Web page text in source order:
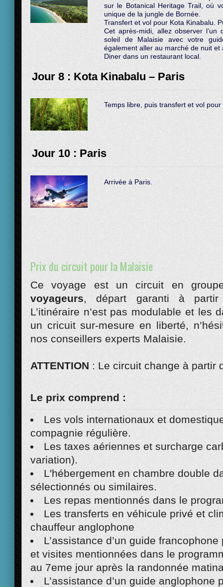
sur le Botanical Heritage Trail, où
unique de la jungle de Bornée.
Transfert et vol pour Kota Kinabalu.
Cet après-midi, allez observer
soleil de Malaisie avec votre
également aller au marché de nuit et
Diner dans un restaurant local.
Jour 8 : Kota Kinabalu – Paris
Temps libre, puis transfert et vol
Jour 10 : Paris
Arrivée à Paris.
Prix du circuit pour la Malaisie
Ce voyage est un circuit en
voyageurs , départ garanti à
L’itinéraire n’est pas modulable et les
un cricuit sur-mesure en liberté,
nos conseillers experts Malaisie.
ATTENTION : Le circuit change à partir
Le prix comprend :
Les vols internationaux et
compagnie régulière.
Les taxes aériennes et surcharge
variation).
L'hébergement en chambre double
sélectionnés ou similaires.
Les repas mentionnés dans le
Les transferts en véhicule privé et
chauffeur anglophone
L’assistance d’un guide
et visites mentionnées dans le
au 7eme jour après la randonnée
L’assistance d’un guide anglophone